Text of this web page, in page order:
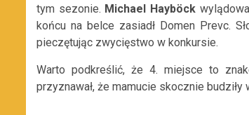
tym sezonie. Michael Hayböck
końcu na belce zasiadł Domen Prevc.
pieczętując zwycięstwo w konkursie.
Warto podkreślić, że 4. miejsce to
przyznawał, że mamucie skocznie budziły